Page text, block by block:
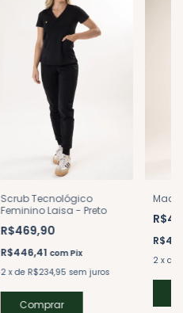
Scrub Tecnológico
Feminino Laisa - Preto
R$469,90
R$446,41 com Pix
2 xde R$234,95 sem juros
Comprar
2 x de